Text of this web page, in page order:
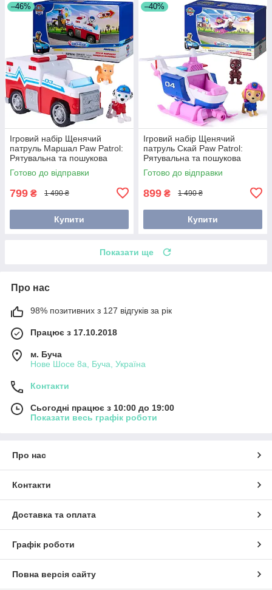
–46%
Ігровий набір Щенячий
патруль Маршал Paw Patrol:
Рятувальна та пошукова
служба 6074802
Готово до відправки
799 ₴ 1 490 ₴
Купити
–40%
Ігровий набір Щенячий
патруль Скай Paw Patrol:
Рятувальна та пошукова
служба 6074804
Готово до відправки
899 ₴ 1 490 ₴
Купити
Показати ще
Про нас
98% позитивних з 127 відгуків за рік
Працює з 17.10.2018
м. Буча
Нове Шосе 8а, Буча, Україна
Контакти
Сьогодні працює з 10:00 до 19:00
Показати весь графік роботи
Про нас
Контакти
Доставка та оплата
Графік роботи
Повна версія сайту